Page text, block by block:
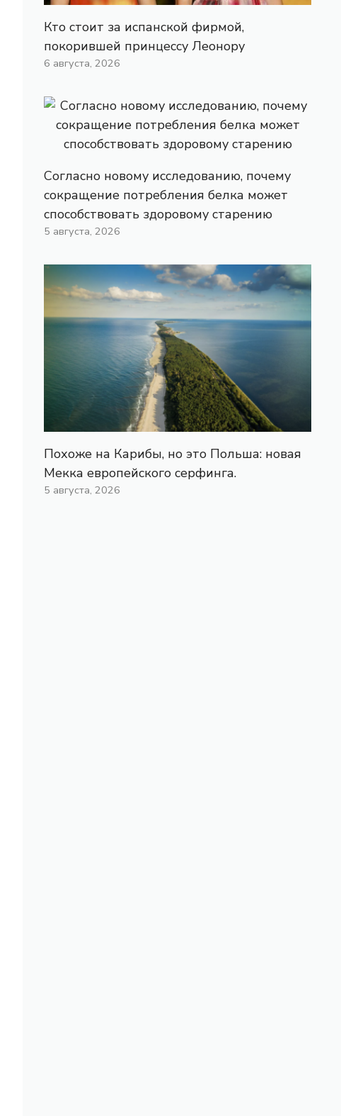
Кто стоит за испанской фирмой,
покорившей принцессу Леонору
6 августа, 2026
Согласно новому исследованию, почему
сокращение потребления белка может
способствовать здоровому старению
5 августа, 2026
Похоже на Карибы, но это Польша: новая
Мекка европейского серфинга.
5 августа, 2026